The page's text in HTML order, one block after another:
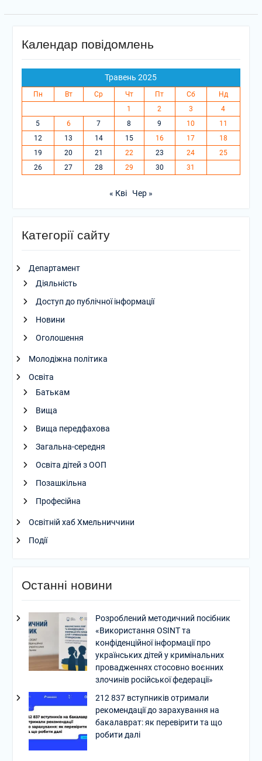
Календар повідомлень
Травень 2025
Пн Вт Ср Чт Пт Сб
Нд
1
2 3
4
5
6 7 8 9 10
11
12
13 14 15 16 17
18
19
20 21 22 23 24
25
26
27 28 29 30 31
« Кві Чер »
Категорії сайту
Департамент
Діяльність
Доступ до публічної інформації
Новини
Оголошення
Молодіжна політика
Освіта
Батькам
Вища
Вища передфахова
Загальна-середня
Освіта дітей з ООП
Позашкільна
Професійна
Освітній хаб Хмельниччини
Події
Останні новини
Розроблений методичний посібник
«Використання OSINT та
конфіденційної інформації про
українських дітей у кримінальних
провадженнях стосовно воєнних
злочинів російської федерації»
212 837 вступників отримали
рекомендації до зарахування на
бакалаврат: як перевірити та що
робити далі